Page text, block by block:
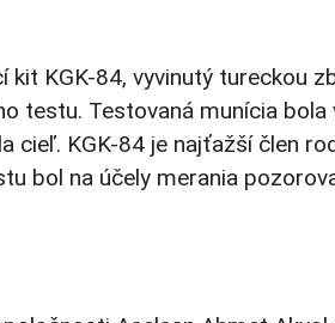
kit KGK-84, vyvinutý
testu. Testovaná munícia
cieľ. KGK-84 je najťažší člen
bol na účely merania